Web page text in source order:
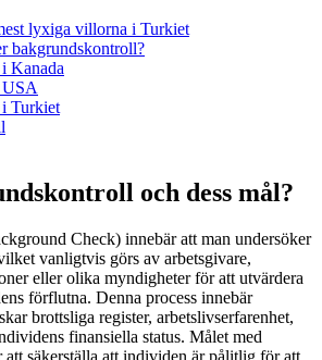
lyxiga villorna i Turkiet
bakgrundskontroll?
Kanada
Turkiet
och dess mål?
Check) innebär att man undersöker
vanligtvis görs av arbetsgivare,
eller olika myndigheter för att utvärdera
förflutna. Denna process innebär
brottsliga register, arbetslivserfarenhet,
finansiella status. Målet med
säkerställa att individen är pålitlig för att